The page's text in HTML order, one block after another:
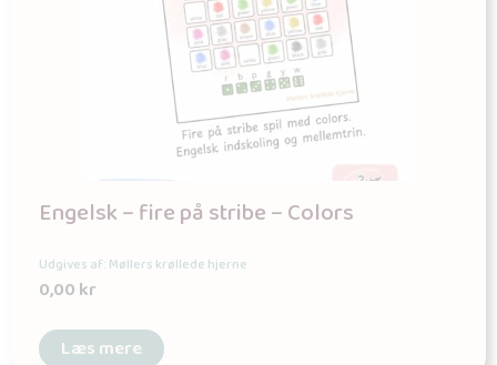
Engelsk – fire på stribe – Colors
Udgives af: Møllers krøllede hjerne
0,00kr
Læs mere